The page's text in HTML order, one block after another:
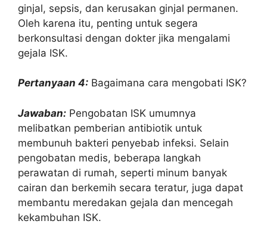
ginjal, sepsis, dan kerusakan ginjal permanen.
Oleh karena itu, penting untuk segera
berkonsultasi dengan dokter jika mengalami
gejala ISK.
Pertanyaan 4: Bagaimana cara mengobati ISK?
Jawaban: Pengobatan ISK umumnya
melibatkan pemberian antibiotik untuk
membunuh bakteri penyebab infeksi. Selain
pengobatan medis, beberapa langkah
perawatan di rumah, seperti minum banyak
cairan dan berkemih secara teratur, juga dapat
membantu meredakan gejala dan mencegah
kekambuhan ISK.